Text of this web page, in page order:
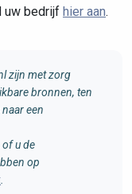
uw bedrijf hier aan.
zijn met zorg
bronnen, ten
een
u de
op